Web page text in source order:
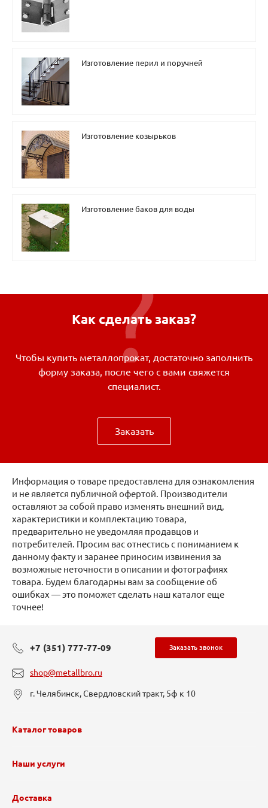
Изготовление перил и поручней
Изготовление козырьков
Изготовление баков для воды
Как сделать заказ?
Чтобы купить металлопрокат, достаточно заполнить
форму заказа, после чего с вами свяжется
специалист.
Заказать
Информация о товаре предоставлена для ознакомления
и не является публичной офертой. Производители
оставляют за собой право изменять внешний вид,
характеристики и комплектацию товара,
предварительно не уведомляя продавцов и
потребителей. Просим вас отнестись с пониманием к
данному факту и заранее приносим извинения за
возможные неточности в описании и фотографиях
товара. Будем благодарны вам за сообщение об
ошибках — это поможет сделать наш каталог еще
точнее!
+7 (351) 777-77-09 Заказать звонок
shop@metallbro.ru
г. Челябинск, Свердловский тракт, 5ф к 10
Каталог товаров
Наши услуги
Доставка